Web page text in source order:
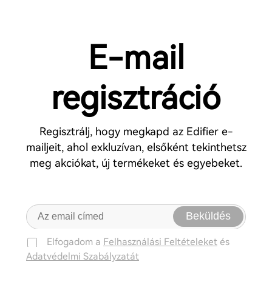
E-mail
regisztráció
Regisztrálj, hogy megkapd az Edifier e-
mailjeit, ahol exkluzívan, elsőként tekinthetsz
meg akciókat, új termékeket és egyebeket.
Beküldés
Elfogadom a Felhasználási Feltételeket és
Adatvédelmi Szabályzatát